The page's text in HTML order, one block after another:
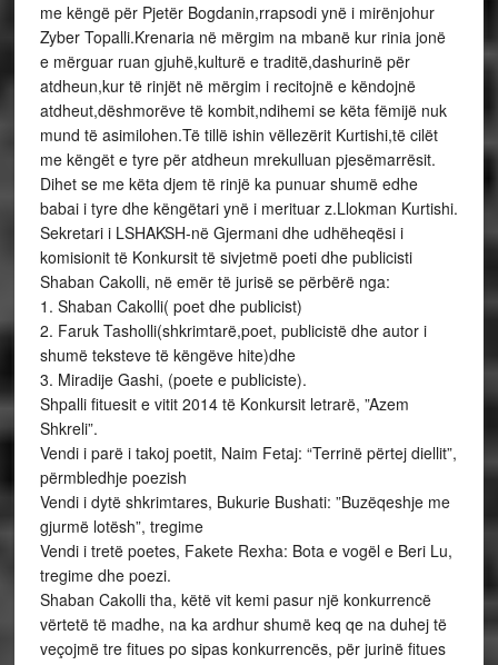
me këngë për Pjetër Bogdanin,rrapsodi ynë i mirënjohur
Zyber Topalli.Krenaria në mërgim na mbanë kur rinia jonë
e mërguar ruan gjuhë,kulturë e traditë,dashurinë për
atdheun,kur të rinjët në mërgim i recitojnë e këndojnë
atdheut,dëshmorëve të kombit,ndihemi se këta fëmijë nuk
mund të asimilohen.Të tillë ishin vëllezërit Kurtishi,të cilët
me këngët e tyre për atdheun mrekulluan pjesëmarrësit.
Dihet se me këta djem të rinjë ka punuar shumë edhe
babai i tyre dhe këngëtari ynë i merituar z.Llokman Kurtishi.
Sekretari i LSHAKSH-në Gjermani dhe udhëheqësi i
komisionit të Konkursit të sivjetmë poeti dhe publicisti
Shaban Cakolli, në emër të jurisë se përbërë nga:
1. Shaban Cakolli( poet dhe publicist)
2. Faruk Tasholli(shkrimtarë,poet, publicistë dhe autor i
shumë teksteve të këngëve hite)dhe
3. Miradije Gashi, (poete e publiciste).
Shpalli fituesit e vitit 2014 të Konkursit letrarë, ”Azem
Shkreli”.
Vendi i parë i takoj poetit, Naim Fetaj: “Terrinë përtej diellit”,
përmbledhje poezish
Vendi i dytë shkrimtares, Bukurie Bushati: ”Buzëqeshje me
gjurmë lotësh”, tregime
Vendi i tretë poetes, Fakete Rexha: Bota e vogël e Beri Lu,
tregime dhe poezi.
Shaban Cakolli tha, këtë vit kemi pasur një konkurrencë
vërtetë të madhe, na ka ardhur shumë keq qe na duhej të
veçojmë tre fitues po sipas konkurrencës, për jurinë fitues